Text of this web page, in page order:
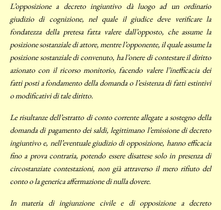
L’opposizione a decreto ingiuntivo dà luogo ad un ordinario
giudizio di cognizione, nel quale il giudice deve verificare la
fondatezza della pretesa fatta valere dall’opposto, che assume la
posizione sostanziale di attore, mentre l’opponente, il quale assume la
posizione sostanziale di convenuto, ha l’onere di contestare il diritto
azionato con il ricorso monitorio, facendo valere l’inefficacia dei
fatti posti a fondamento della domanda o l’esistenza di fatti estintivi
o modificativi di tale diritto.
Le risultanze dell’estratto di conto corrente allegate a sostegno della
domanda di pagamento dei saldi, legittimano l’emissione di decreto
ingiuntivo e, nell’eventuale giudizio di opposizione, hanno efficacia
fino a prova contraria, potendo essere disattese solo in presenza di
circostanziate contestazioni, non già attraverso il mero rifiuto del
conto o la generica affermazione di nulla dovere.
In materia di ingiunzione civile e di opposizione a decreto